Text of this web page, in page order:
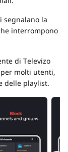
segnalano la
interrompono
di Televizo
molti utenti,
delle playlist.